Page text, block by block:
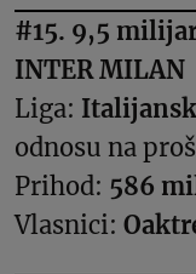
#15. 9,5
INTER MILAN
Liga:
odnosu na
Prihod: 586
Vlasnici: